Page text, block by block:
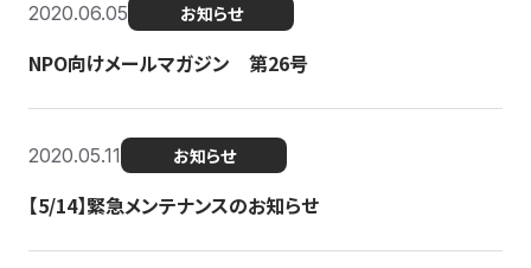
2020.06.05 お知らせ
NPO向けメールマガジン 第26号
2020.05.11 お知らせ
【5/14】緊急メンテナンスのお知らせ